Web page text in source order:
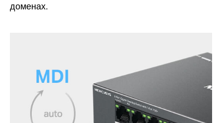
доменах.